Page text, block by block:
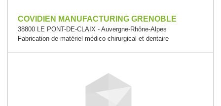
COVIDIEN MANUFACTURING GRENOBLE
38800 LE PONT-DE-CLAIX - Auvergne-Rhône-Alpes
Fabrication de matériel médico-chirurgical et dentaire